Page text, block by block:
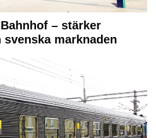
– stärker
marknaden